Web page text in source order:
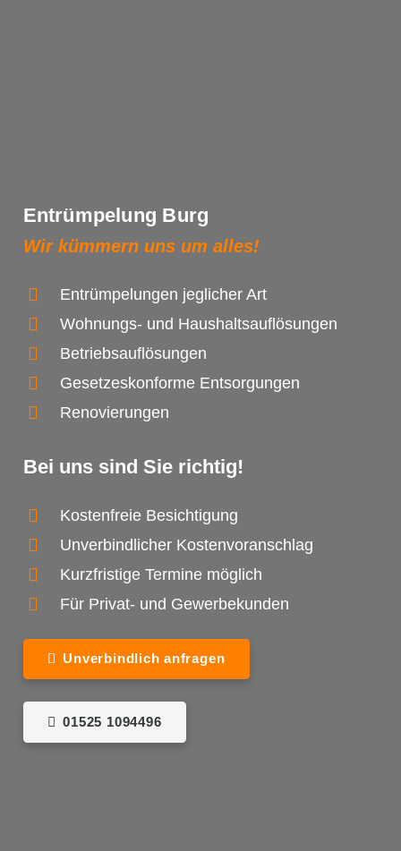
Entrümpelung Burg
Wir kümmern uns um alles!
Entrümpelungen jeglicher Art
Wohnungs- und Haushaltsauflösungen
Betriebsauflösungen
Gesetzeskonforme Entsorgungen
Renovierungen
Bei uns sind Sie richtig!
Kostenfreie Besichtigung
Unverbindlicher Kostenvoranschlag
Kurzfristige Termine möglich
Für Privat- und Gewerbekunden
Unverbindlich anfragen
01525 1094496